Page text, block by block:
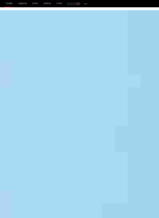
产品及服务 行业解决方案 合作伙伴 投资者关系 关于我们 中EN